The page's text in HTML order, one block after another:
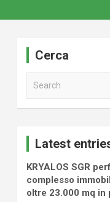
Cerca
Latest
KRYALOS SGR
complesso
oltre 23.000 mq in